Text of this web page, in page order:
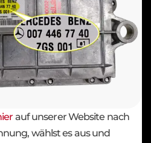
auf unserer Website nach
wählst es aus und